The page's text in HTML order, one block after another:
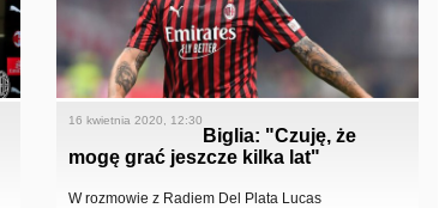
16 kwietnia 2020, 12:30
Biglia: "Czuję, że
mogę grać jeszcze kilka lat"
W rozmowie z Radiem Del Plata Lucas